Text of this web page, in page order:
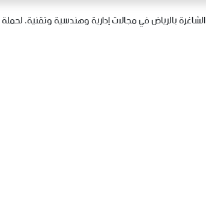
بالرياض في مجالات إدارية وهندسية وتقنية،